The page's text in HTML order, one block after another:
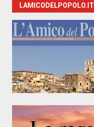
LAMICODELPOPOLO.IT